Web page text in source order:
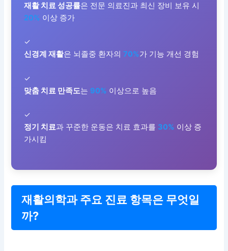
재활 치료 성공률은 전문 의료진과 최신 장비 보유 시
20% 이상 증가
✓
신경계 재활은 뇌졸중 환자의70%가 기능 개선 경험
✓
맞춤 치료 만족도는 90% 이상으로 높음
✓
정기 치료과 꾸준한 운동은 치료 효과를 30% 이상 증
가시킴
재활의학과 주요 진료 항목은 무엇일
까?